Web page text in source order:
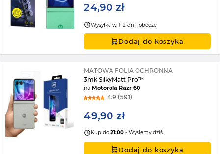
24,90 zł
Wysyłka w 1–2 dni robocze
Dodaj do koszyka
MATOWA FOLIA OCHRONNA
3mk SilkyMatt Pro™
naMotorola Razr 60
4.9 (591)
49,90 zł
Kup do21:00 - Wyślemy dziś
Dodaj do koszyka